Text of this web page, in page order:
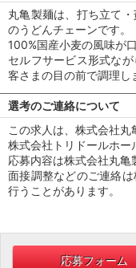
丸亀製麺は、打ち立て
のうどんチェーンです。
100%国産小麦の風味が
セルフサービス形式な
客さまの目の前で調理し
選考のご連絡について
この求人は、株式会社
株式会社トリドールホー
応募内容は株式会社丸亀
面接調整などのご連絡
行うことがあります。
応募フォーム